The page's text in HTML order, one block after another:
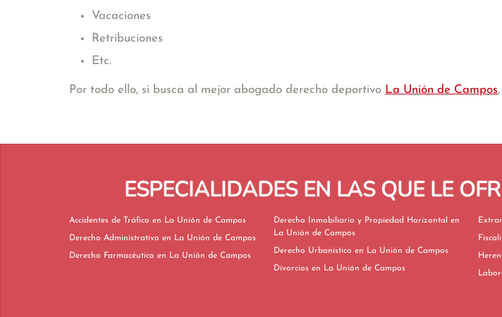
Vacaciones
Retribuciones
Etc.
Por todo ello, si busca al mejor abogado derecho deportivo La Unión de Campos
ESPECIALIDADES EN LAS QUE LE
Accidentes de Tráfico en La Unión de Campos
Derecho Administrativo en La Unión de Campos
Derecho Farmacéutico en La Unión de Campos
Derecho Inmobiliario y Propiedad Horizontal en
La Unión de Campos
Derecho Urbanístico en La Unión de Campos
Divorcios en La Unión de Campos